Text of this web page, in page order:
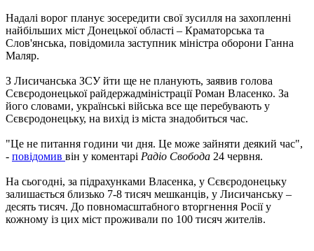
Надалі ворог планує зосередити свої зусилля на захопленні
найбільших міст Донецької області – Краматорська та
Слов'янська, повідомила заступник міністра оборони Ганна
Маляр.
З Лисичанська ЗСУ йти ще не планують, заявив голова
Сєвєродонецької райдержадміністрації Роман Власенко. За
його словами, українські війська все ще перебувають у
Сєвєродонецьку, на вихід із міста знадобиться час.
"Це не питання години чи дня. Це може зайняти деякий час",
- повідомив він у коментарі Радіо Свобода 24 червня.
На сьогодні, за підрахунками Власенка, у Сєвєродонецьку
залишається близько 7-8 тисяч мешканців, у Лисичанську –
десять тисяч. До повномасштабного вторгнення Росії у
кожному із цих міст проживали по 100 тисяч жителів.